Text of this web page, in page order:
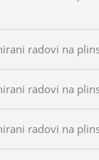
radovi na
radovi na
radovi na